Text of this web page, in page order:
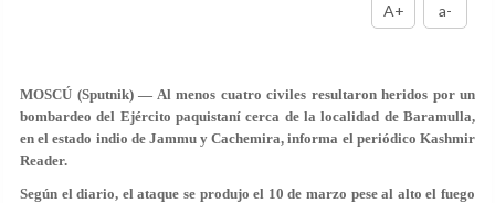
A+ a-
MOSCÚ (Sputnik) — Al menos cuatro civiles resultaron heridos por un
bombardeo del Ejército paquistaní cerca de la localidad de Baramulla,
en el estado indio de Jammu y Cachemira, informa el periódico Kashmir
Reader.
Según el diario, el ataque se produjo el 10 de marzo pese al alto el fuego